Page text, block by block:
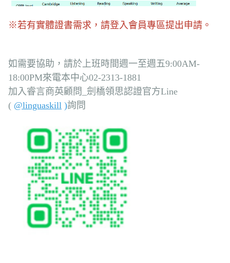
※若有實體證書需求，請登入會員專區提出申請。
如需要協助，請於上班時間週一至週五9:00AM-
18:00PM來電本中心02-2313-1881
加入睿言商英顧問_劍橋領思認證官方Line
( @linguaskill )詢問